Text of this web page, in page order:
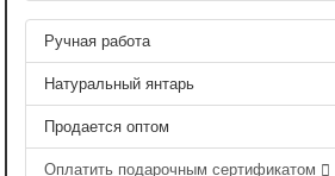
Ручная работа
Натуральный янтарь
Продается оптом
Оплатить подарочным сертификатом